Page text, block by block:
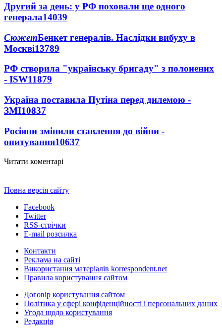
Другий за день: у РФ поховали ще одного
генерала14039
СюжетБенкет генералів. Наслідки вибуху в
Москві13789
РФ створила "українську бригаду" з полонених
- ISW11879
Україна поставила Путіна перед дилемою -
ЗМІ10837
Росіяни змінили ставлення до війни -
опитування10637
Читати коментарі
Повна версія сайту
Facebook
Twitter
RSS-стрічки
E-mail розсилка
Контакти
Реклама на сайті
Використання матеріалів korrespondent.net
Правила користування сайтом
Договір користування сайтом
Політика у сфері конфіденційності і персональних даних
Угода щодо користування
Редакція